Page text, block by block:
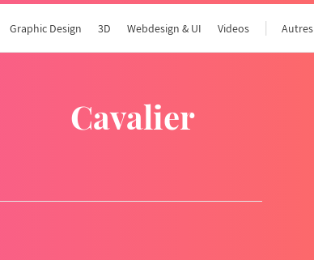
Graphic Design 3D Webdesign & UI Videos Autres
cavalier